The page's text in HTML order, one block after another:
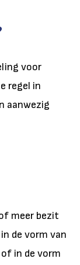
voor
regel in
aanwezig
meer bezit
de vorm van
in de vorm